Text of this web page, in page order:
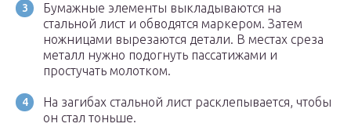
Бумажные элементы выкладываются на
стальной лист и обводятся маркером. Затем
ножницами вырезаются детали. В местах среза
металл нужно подогнуть пассатижами и
простучать молотком.
На загибах стальной лист расклепывается, чтобы
он стал тоньше.